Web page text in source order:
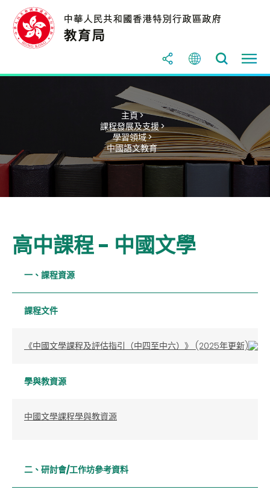
主頁 >
課程發展及支援 >
學習領域 >
中國語文教育
高中課程 - 中國文學
一、課程資源
課程文件
《中國文學課程及評估指引（中四至中六）》 (2025年更新)
學與教資源
中國文學課程學與教資源
二、研討會/工作坊參考資料